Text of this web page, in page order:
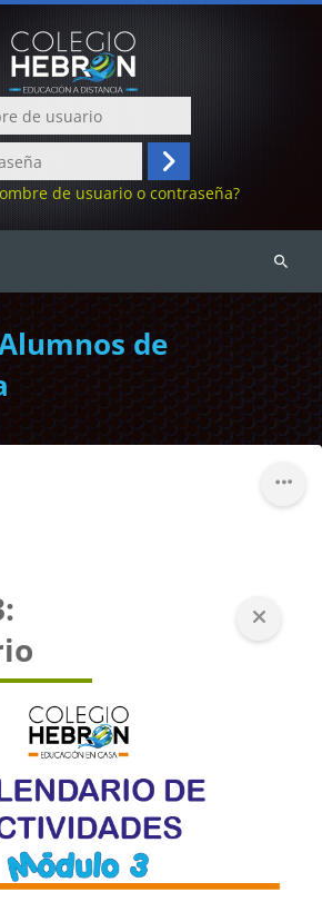
Acceder
de usuario o contraseña?
Buscar
cursos
de